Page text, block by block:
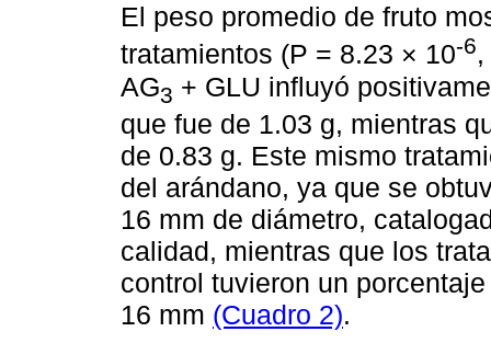
El peso promedio de fruto
tratamientos (P = 8.23 × 10-6
AG3 + GLU influyó
que fue de 1.03 g, mientras
de 0.83 g. Este mismo
del arándano, ya que se
16 mm de diámetro,
calidad, mientras que los
control tuvieron un
16 mm (Cuadro 2).